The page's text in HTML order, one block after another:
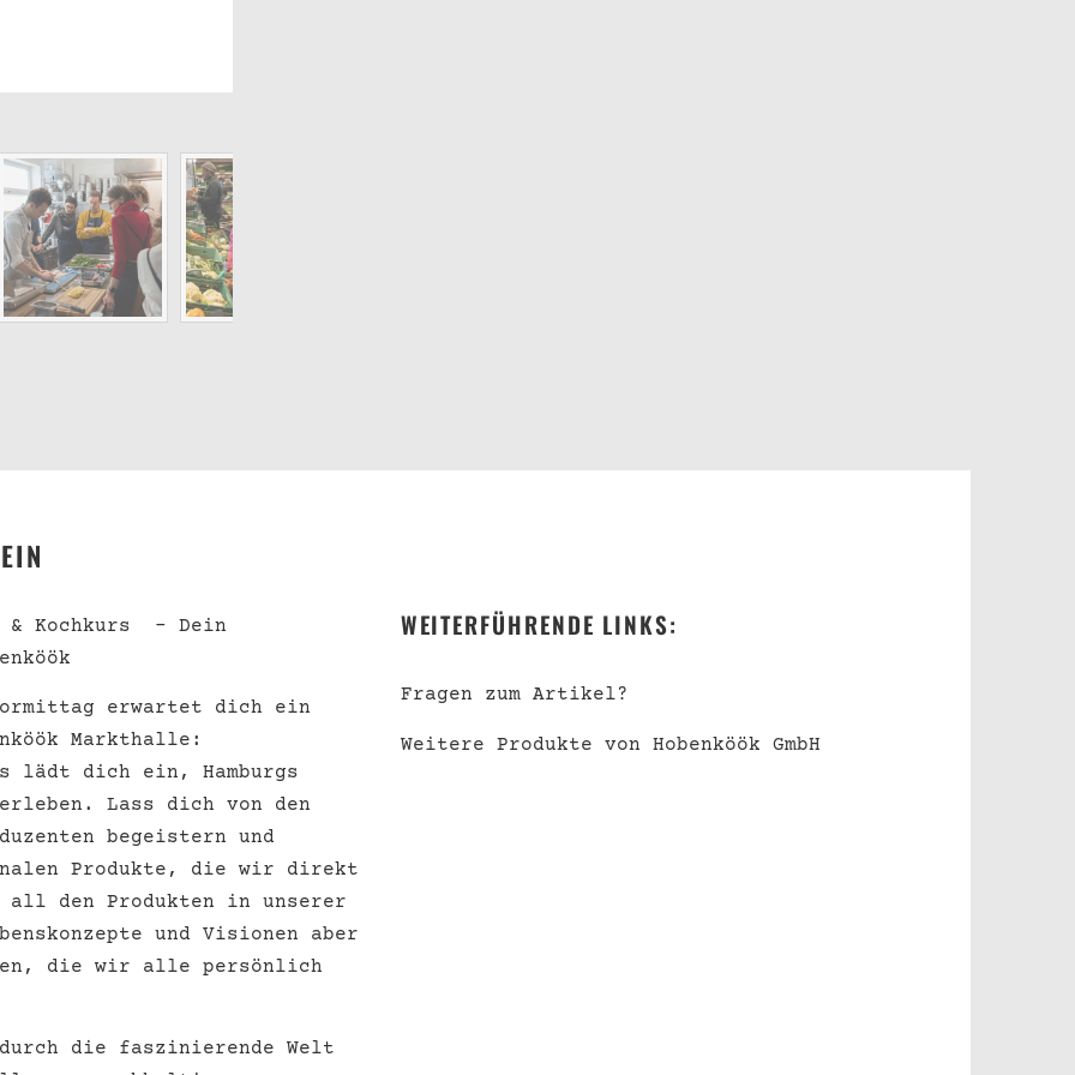
Kochkurs – Dein
erwartet dich ein
Markthalle:
lädt dich ein, Hamburgs
Lass dich von den
begeistern und
Produkte, die wir direkt
all den Produkten in unserer
und Visionen aber
die wir alle persönlich
die faszinierende Welt
WEITERFÜHRENDE LINKS:
Fragen zum Artikel?
Weitere Produkte von Hobenköök GmbH